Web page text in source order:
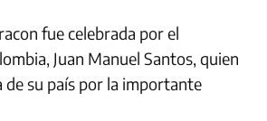
fue celebrada por el
Juan Manuel Santos, quien
de su país por la importante